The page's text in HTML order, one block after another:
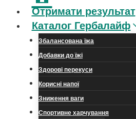
Отримати результат
Каталог Гербалайф
Збалансована їжа
Добавки до їжі
Здорові перекуси
Корисні напої
Зниження ваги
Спортивне харчування